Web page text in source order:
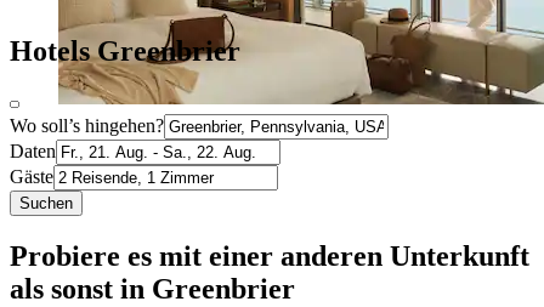
Hotels Greenbrier
Wo soll’s hingehen?
Daten
Gäste
Suchen
Probiere es mit einer anderen Unterkunft
als sonst in Greenbrier